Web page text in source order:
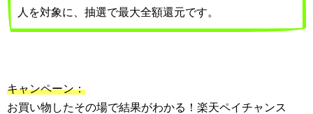
人を対象に、抽選で最大全額還元です。
キャンペーン：
お買い物したその場で結果がわかる！楽天ペイチャンス